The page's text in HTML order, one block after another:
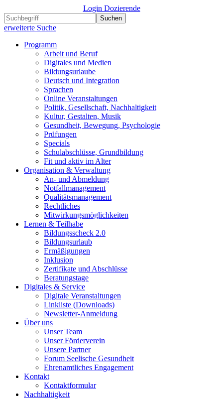
Login Dozierende
Suchen
erweiterte Suche
Programm
Arbeit und Beruf
Digitales und Medien
Bildungsurlaube
Deutsch und Integration
Sprachen
Online Veranstaltungen
Politik, Gesellschaft, Nachhaltigkeit
Kultur, Gestalten, Musik
Gesundheit, Bewegung, Psychologie
Prüfungen
Specials
Schulabschlüsse, Grundbildung
Fit und aktiv im Alter
Organisation & Verwaltung
An- und Abmeldung
Notfallmanagement
Qualitätsmanagement
Rechtliches
Mitwirkungsmöglichkeiten
Lernen & Teilhabe
Bildungsscheck 2.0
Bildungsurlaub
Ermäßigungen
Inklusion
Zertifikate und Abschlüsse
Beratungstage
Digitales & Service
Digitale Veranstaltungen
Linkliste (Downloads)
Newsletter-Anmeldung
Über uns
Unser Team
Unser Förderverein
Unsere Partner
Forum Seelische Gesundheit
Ehrenamtliches Engagement
Kontakt
Kontaktformular
Nachhaltigkeit